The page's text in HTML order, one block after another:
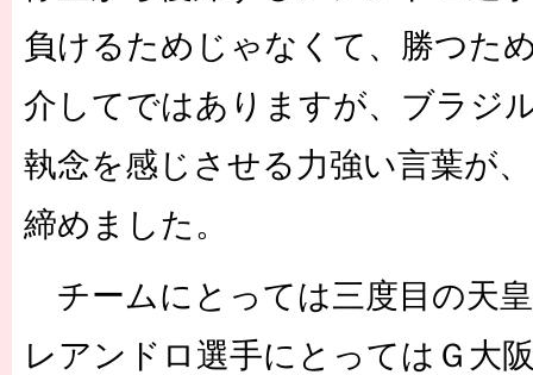
負けるためじゃなくて、勝つた
介してではありますが、ブラジ
執念を感じさせる力強い言葉が
締めました。
チームにとっては三度目の天
レアンドロ選手にとってはＧ大